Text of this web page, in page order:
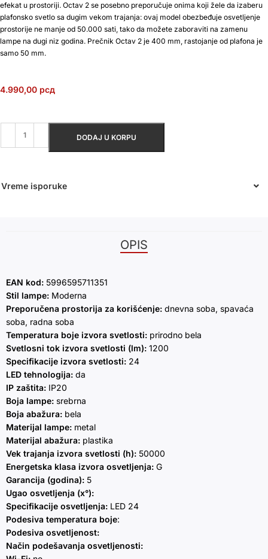
efekat u prostoriji. Octav 2 se posebno preporučuje onima koji žele da izaberu
plafonsko svetlo sa dugim vekom trajanja: ovaj model obezbeđuje osvetljenje
prostorije ne manje od 50.000 sati, tako da možete zaboraviti na zamenu
lampe na dugi niz godina. Prečnik Octav 2 je 400 mm, rastojanje od plafona je
samo 50 mm.
4.990,00 рсд
DODAJ U KORPU
Vreme isporuke
OPIS
EAN kod: 5996595711351
Stil lampe: Moderna
Preporučena prostorija za korišćenje: dnevna soba, spavaća
soba, radna soba
Temperatura boje izvora svetlosti: prirodno bela
Svetlosni tok izvora svetlosti (lm): 1200
Specifikacije izvora svetlosti: 24
LED tehnologija: da
IP zaštita: IP20
Boja lampe: srebrna
Boja abažura: bela
Materijal lampe: metal
Materijal abažura: plastika
Vek trajanja izvora svetlosti (h): 50000
Energetska klasa izvora osvetljenja: G
Garancija (godina): 5
Ugao osvetljenja (x°):
Specifikacije osvetljenja: LED 24
Podesiva temperatura boje:
Podesiva osvetljenost:
Način podešavanja osvetljenosti: